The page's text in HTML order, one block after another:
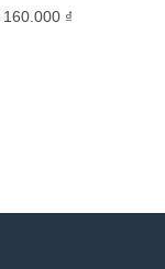
Giá
160.000 ₫Giá